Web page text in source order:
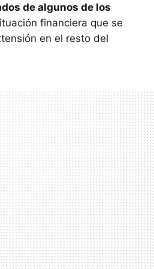
de algunos de los
financiera que se
en el resto del